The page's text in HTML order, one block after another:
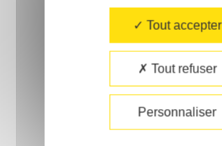
Tout accepter
Tout refuser
Personnaliser